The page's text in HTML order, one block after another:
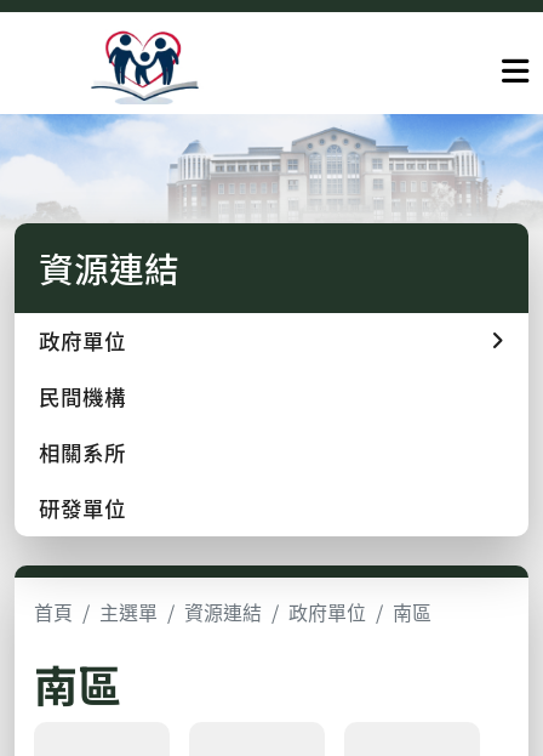
資源連結
政府單位
民間機構
相關系所
研發單位
首頁 主選單 資源連結 政府單位 南區
南區